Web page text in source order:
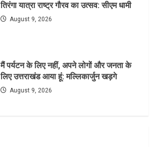
तिरंगा यात्रा राष्ट्र गौरव का उत्सव: सीएम धामी
August 9, 2026
मैं पर्यटन के लिए नहीं, अपने लोगों और जनता के
लिए उत्तराखंड आया हूं: मल्लिकार्जुन खड़गे
August 9, 2026